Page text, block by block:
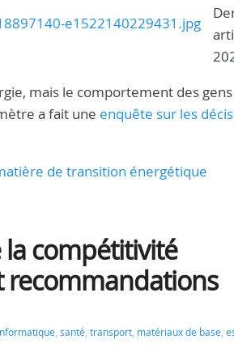
mais le comportement des
a fait une enquête sur les
de transition énergétique
la compétitivité
recommandations
, santé, transport, matériaux de base,